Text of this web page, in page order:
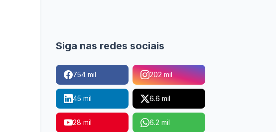
Siga nas redes sociais
754 mil 202 mil
45 mil 6.6 mil
28 mil 6.2 mil